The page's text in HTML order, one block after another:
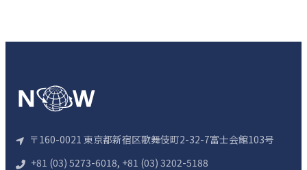
〒160-0021 東京都新宿区歌舞伎町2-32-7富士会館103号
+81 (03) 5273-6018, +81 (03) 3202-5188